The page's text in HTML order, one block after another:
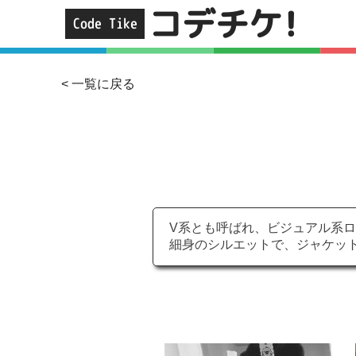
Code Tike コデチケ!
< 一覧に戻る
V系とも呼ばれ、ビジュアル系
細身のシルエットで、ジャケッ